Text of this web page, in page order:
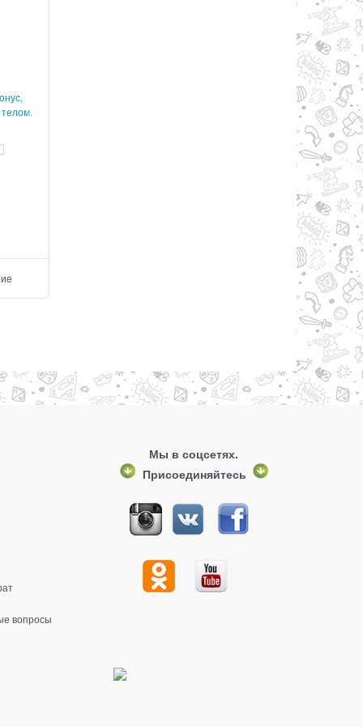
Хождение за три
Практика изменения
прошлого и
₸450или50%
Добавить
Добавить в
вопросы
Мы в соцсетях.
Присоединяйтесь